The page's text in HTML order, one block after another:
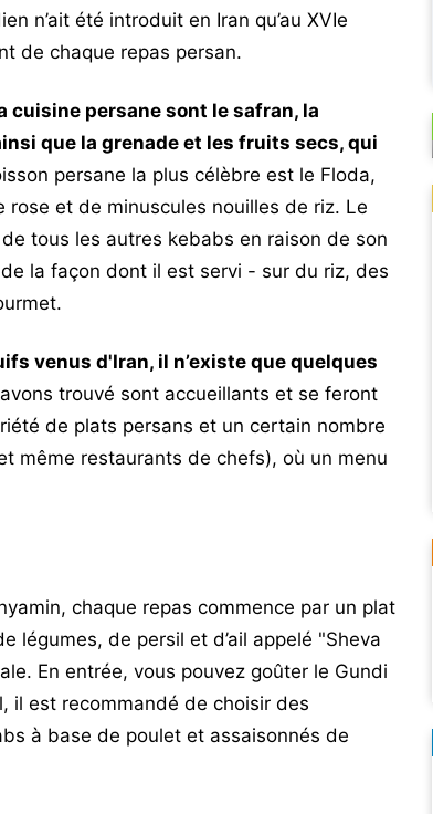
n’ait été introduit en Iran qu’au XVIe
de chaque repas persan.
cuisine persane sont le safran, la
que la grenade et les fruits secs, qui
persane la plus célèbre est le Floda,
et de minuscules nouilles de riz. Le
tous les autres kebabs en raison de son
la façon dont il est servi - sur du riz, des
venus d'Iran, il n’existe que quelques
trouvé sont accueillants et se feront
de plats persans et un certain nombre
même restaurants de chefs), où un menu
chaque repas commence par un plat
légumes, de persil et d’ail appelé "Sheva
En entrée, vous pouvez goûter le Gundi
il est recommandé de choisir des
à base de poulet et assaisonnés de